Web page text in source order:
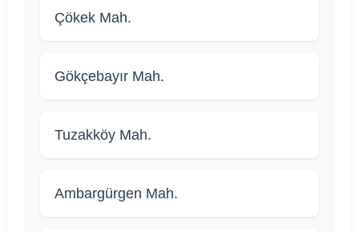
Çökek Mah.
Gökçebayır Mah.
Tuzakköy Mah.
Ambargürgen Mah.